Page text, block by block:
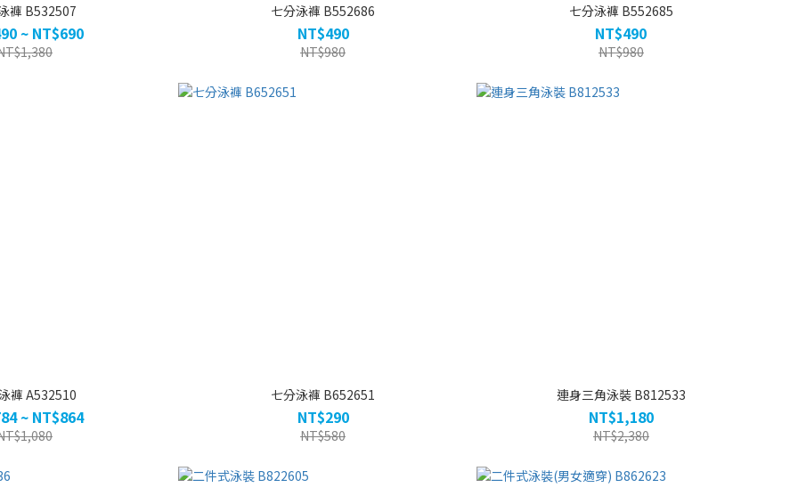
褲 B532507
~ NT$690
七分泳褲 B552686
NT$490
NT$980
七分泳褲 B552685
NT$490
NT$980
褲 A532510
~ NT$864
七分泳褲 B652651
NT$290
NT$580
連身三角泳裝 B812533
NT$1,180
NT$2,380